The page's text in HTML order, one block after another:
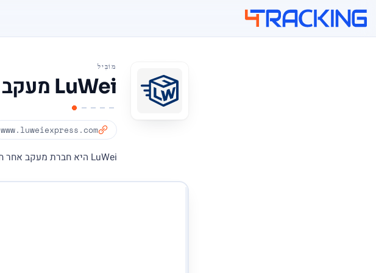
4Tracking
מוֹבִיל
LuWei מעקב משלוחים
www.luweiexpress.com
LuWei היא חברת מעקב אחר חבילות ולוגיסטיקה חוצת גבולות בסין.